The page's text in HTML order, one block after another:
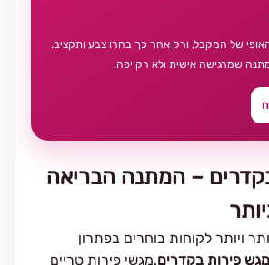
– המתנה הבריאה
ויותר לקוחות בוחרים בפתרון
פירות בקדרים.מגשי פירות טריים
של המקבל, ורק אחר כך בחרו צבע ותקציב.
שמרגישה אישית ולא רק יפה.